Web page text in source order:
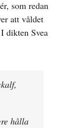
som redan
att våldet
dikten Svea
hålla